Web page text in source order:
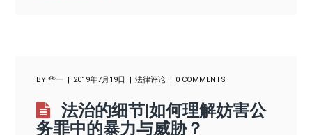
BY华一 2019年7月19日 法律评论 0 COMMENTS
法治的细节|如何理解妨害公
务罪中的暴力与威胁？